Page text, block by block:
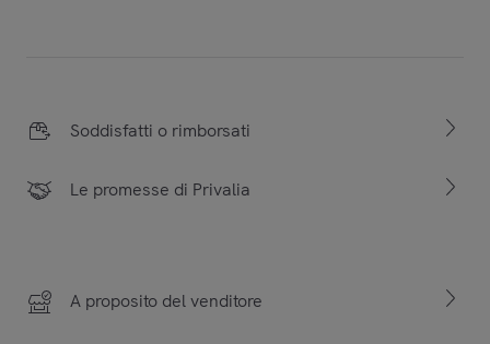
Soddisfatti o rimborsati
Le promesse di Privalia
A proposito del venditore